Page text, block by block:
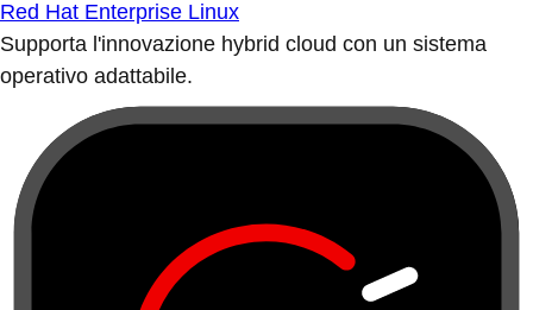
Red Hat Enterprise Linux
Supporta l'innovazione hybrid cloud con un sistema
operativo adattabile.